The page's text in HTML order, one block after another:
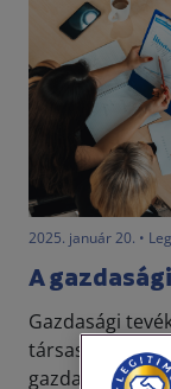
2025. január 20. •
A
Gazdasági
társas
gazdasági